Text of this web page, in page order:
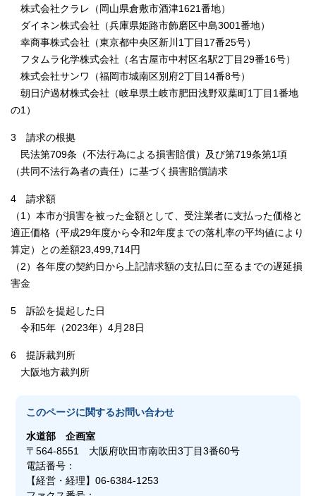
株式会社クラレ（岡山県倉敷市酒津1621番地）
ダイネン株式会社（兵庫県姫路市飾磨区中島3001番地）
幸商事株式会社（東京都中央区新川1丁目17番25号）
フタムラ化学株式会社（名古屋市中村区名駅2丁目29番16号）
株式会社サンワ（福岡市城南区別府2丁目14番8号）
朝日沪過材株式会社（岐阜県土岐市肥田浅野双葉町1丁目1番地
の1）
3 請求の根拠
民法第709条（不法行為による損害賠償）及び第719条第1項
（共同不法行為者の責任）に基づく損害賠償請求
4 請求額
（1）本市が損害を被った金額として、受注業者に支払った価格と
適正価格（平成29年度から令和2年度までの落札率の平均値により
算定）との差額23,499,714円
（2）各年度の契約日から上記請求額の支払日に至るまでの遅延損
害金
5 訴訟を提起した日
令和5年（2023年）4月28日
6 提訴裁判所
大阪地方裁判所
このページに関するお問い合わせ
水道部企画室
〒564-8551 大阪府吹田市南吹田3丁目3番60号
電話番号：
【経営・経理】06-6384-1253